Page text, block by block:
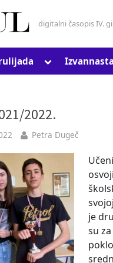
Marul
digitalni časopis IV.
Toggle
sub-
2022.
By
Petra Dugeč
je
su